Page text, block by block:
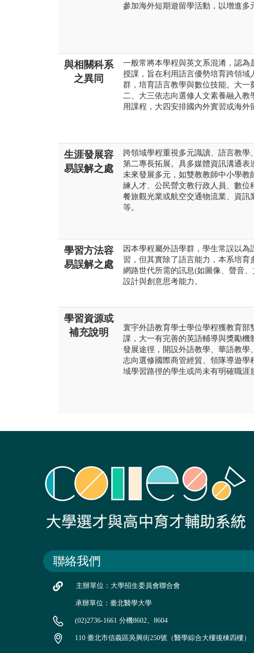
參加海外短期遊留學活動，以增進多
與相關科系
之異同
一般常將本學程與英文系混淆，認為
授課，旨在利用語言優勢培育跨領域
群，培育語言教學與數位技能。大一
二、大三依志向選修人文素養融入
用課程，大四安排國內外實習或海外
生涯發展容
易誤解之處
跨領域學程重視多元識讀、語言教
第二專長拓展。具多媒體資訊溝通表
未來發展多元，如雙教教師中小學教
練人才、公民營文教行政人員、數位
餐旅觀光業或航空交通物流業、資訊
等。
學習方法容
易誤解之處
因本學程屬外語學群，學生常誤以為
習，但其實除了語言能力，本系培育
網路世代所需的訊息(如圖像、聲音
設計與創意思考能力。
學習資源或
補充說明
寰宇外語教育學士學位學程獲教育部
課，大一有完善的英語輔導與獎勵機
發展途徑，開設外語教學、華語教學
志向選修國際商管經貿、領隊導遊學
域學習路徑的學生或尚未有明確職涯
聯絡我們
主辦單位：大學招生委員會聯合會
承辦單位：臺北醫學大學
(02)2736-1661 分機8602、8604
110 臺北市信義區吳興街250號（醫學綜合大樓後棟四樓）